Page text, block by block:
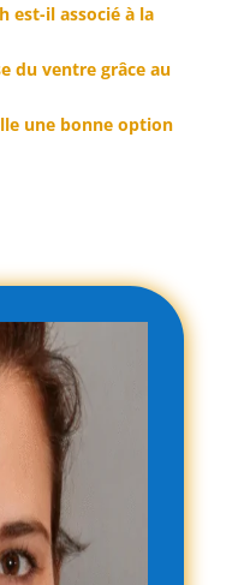
est-il associé à la
du ventre grâce au
une bonne option